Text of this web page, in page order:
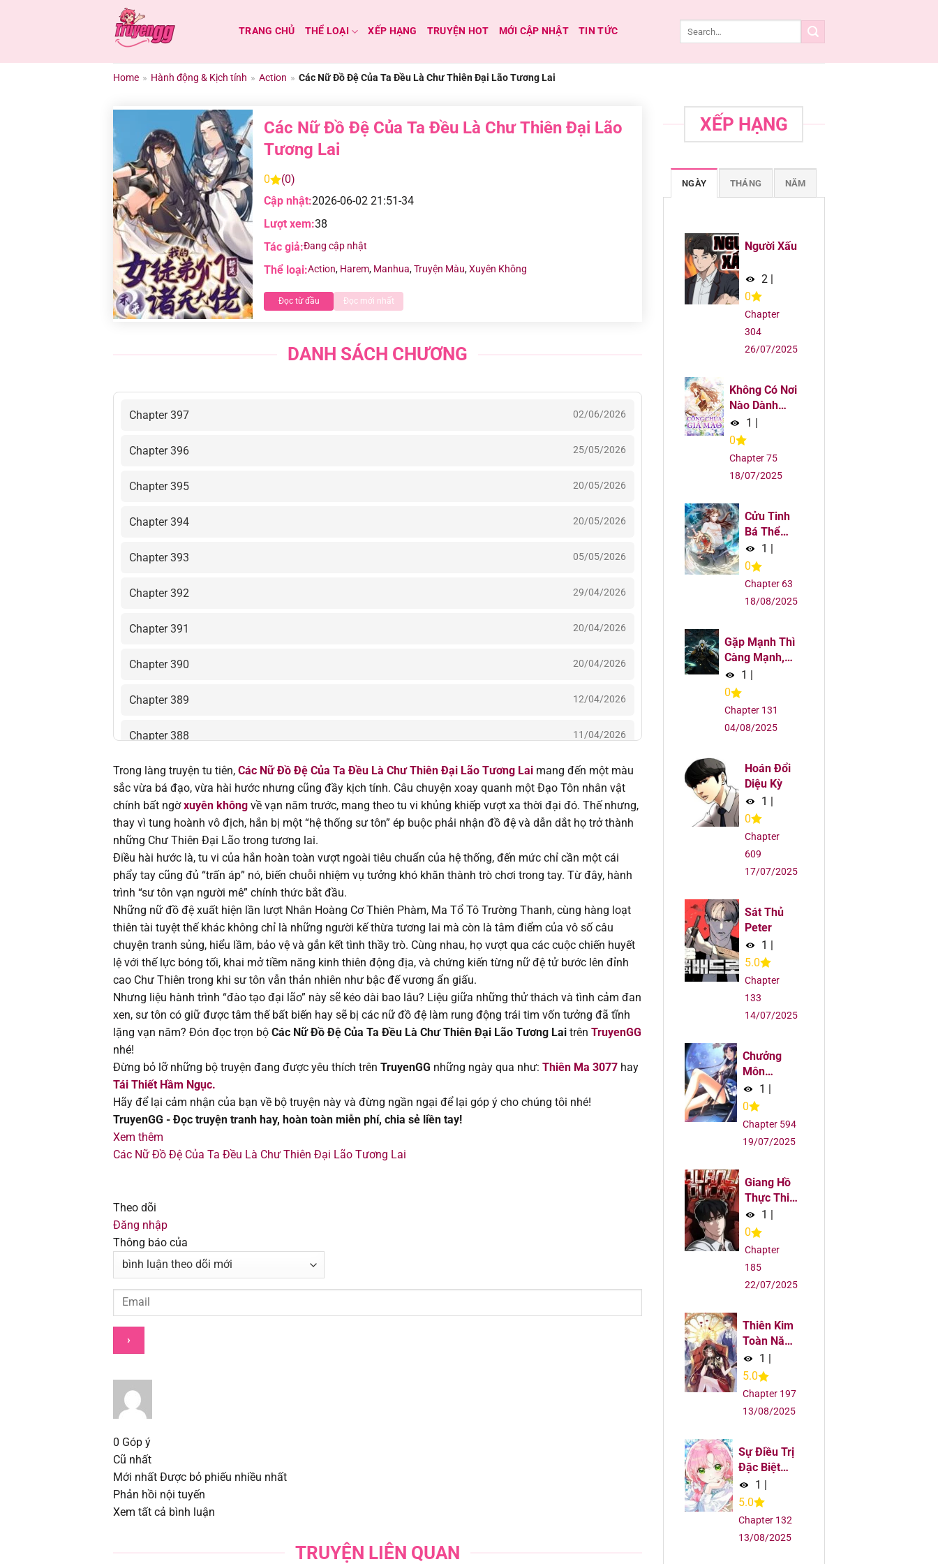
dung
TRANG CHỦ THỂ LOẠI XẾP HẠNG TRUYỆN HOT MỚI CẬP NHẬT TIN TỨC
Home » Hành động & Kịch tính » Action » Các Nữ Đồ Đệ Của Ta Đều Là Chư Thiên Đại Lão Tương Lai
Các Nữ Đồ Đệ Của Ta Đều Là Chư Thiên Đại Lão
Tương Lai
0
(0)
Cập nhật:2026-06-02 21:51-34
Lượt xem:38
Tác giả:Đang cập nhật
Thể loại:Action, Harem, Manhua,Truyện Màu,Xuyên Không
Đọc từ đầu Đọc mới nhất
DANH SÁCH CHƯƠNG
Chapter 397 02/06/2026
Chapter 396 25/05/2026
Chapter 395 20/05/2026
Chapter 394 20/05/2026
Chapter 393 05/05/2026
Chapter 392 29/04/2026
Chapter 391 20/04/2026
Chapter 390 20/04/2026
Chapter 389 12/04/2026
Chapter 388 11/04/2026
Chapter 387 02/04/2026
Chapter 386 20/03/2026
Chapter 385
Chapter 384 28/02/2026
Chapter 383 28/02/2026
Chapter 382 14/02/2026
Chapter 381
Chapter 380 31/01/2026
Chapter 379
Chapter 378
Chapter 377
Chapter 376
Chapter 374
Chapter 373
Chapter 372
Chapter 371
Chapter 369
Chapter 368
Chapter 367
Chapter 366
Trong làng truyện tu tiên, Các Nữ Đồ Đệ Của Ta Đều Là Chư Thiên Đại Lão Tương Lai mang đến một màu
sắc vừa bá đạo, vừa hài hước nhưng cũng đầy kịch tính. Câu chuyện xoay quanh một Đạo Tôn nhân vật
chính bất ngờxuyên không về vạn năm trước, mang theo tu vi khủng khiếp vượt xa thời đại đó. Thế nhưng,
thay vì tung hoành vô địch, hắn bị một “hệ thống sư tôn” ép buộc phải nhận đồ đệ và dẫn dắt họ trở thành
những Chư Thiên Đại Lão trong tương lai.
Điều hài hước là, tu vi của hắn hoàn toàn vượt ngoài tiêu chuẩn của hệ thống, đến mức chỉ cần một cái
phẩy tay cũng đủ “trấn áp” nó, biến chuỗi nhiệm vụ tưởng khó khăn thành trò chơi trong tay. Từ đây, hành
trình “sư tôn vạn người mê” chính thức bắt đầu.
Những nữ đồ đệ xuất hiện lần lượt Nhân Hoàng Cơ Thiên Phàm, Ma Tổ Tô Trường Thanh, cùng hàng loạt
thiên tài tuyệt thế khác không chỉ là những người kế thừa tương lai mà còn là tâm điểm của vô số câu
chuyện tranh sủng, hiểu lầm, bảo vệ và gắn kết tình thầy trò. Cùng nhau, họ vượt qua các cuộc chiến huyết
lệ với thế lực bóng tối, khai mở tiềm năng kinh thiên động địa, và chứng kiến từng nữ đệ tử bước lên đỉnh
cao Chư Thiên trong khi sư tôn vẫn thản nhiên như bậc đế vương ẩn giấu.
Nhưng liệu hành trình “đào tạo đại lão” này sẽ kéo dài bao lâu? Liệu giữa những thử thách và tình cảm đan
xen, sư tôn có giữ được tâm thế bất biến hay sẽ bị các nữ đồ đệ làm rung động trái tim vốn tưởng đã tĩnh
lặng vạn năm? Đón đọc trọn bộ Các Nữ Đồ Đệ Của Ta Đều Là Chư Thiên Đại Lão Tương Lai trên TruyenGG
nhé!
Đừng bỏ lỡ những bộ truyện đang được yêu thích trên TruyenGG những ngày qua như: Thiên Ma 3077 hay
Tái Thiết Hầm Ngục.
Hãy để lại cảm nhận của bạn về bộ truyện này và đừng ngần ngại để lại góp ý cho chúng tôi nhé!
TruyenGG - Đọc truyện tranh hay, hoàn toàn miễn phí, chia sẻ liền tay!
Xem thêm
Các Nữ Đồ Đệ Của Ta Đều Là Chư Thiên Đại Lão Tương Lai
Theo dõi
Đăng nhập
Thông báo của
0 Góp ý
Cũ nhất
Mới nhất Được bỏ phiếu nhiều nhất
Phản hồi nội tuyến
Xem tất cả bình luận
TRUYỆN LIÊN QUAN
XẾP HẠNG
NGÀY THÁNG NĂM
Người Xấu
2 |
0
Chapter
304
26/07/2025
Không Có Nơi
Nào Dành
Cho Công
Chúa Giả
Mạo
1 |
0
Chapter 75
18/07/2025
Cửu Tinh
Bá Thể
Quyết
1
0
Chapter 63
18/08/2025
Gặp Mạnh Thì
Càng Mạnh,
Tu Vi Của Ta
Không Giới
Hạn
1 |
0
Chapter 131
04/08/2025
Hoán Đổi
Diệu Kỳ
1 |
0
Chapter
609
17/07/2025
Sát Thủ
Peter
1 |
5.0
Chapter
133
14/07/2025
Chưởng
Môn
Khiêm Tốn
Chút
1 |
0
Chapter 594
19/07/2025
Giang Hồ
Thực Thi
Công Lý
1
0
Chapter
185
22/07/2025
Thiên Kim
Toàn Năng
Đại Tài
1 |
5.0
Chapter 197
13/08/2025
Sự Điều Trị
Đặc Biệt
Của Tinh
Linh
1 |
5.0
Chapter 132
13/08/2025